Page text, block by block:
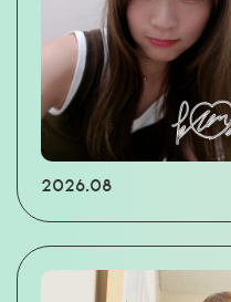
2026.08